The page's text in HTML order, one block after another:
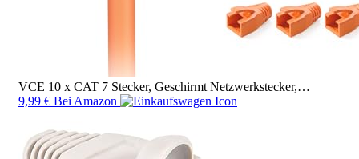
VCE 10 x CAT 7 Stecker, Geschirmt Netzwerkstecker,…
9,99 € Bei Amazon